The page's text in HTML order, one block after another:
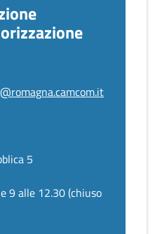
5
9 alle 12.30 (chiuso